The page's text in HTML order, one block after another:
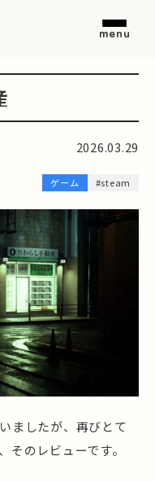
menu
2026.03.29
ゲーム #steam
ましたが、再びとて
そのレビューです。